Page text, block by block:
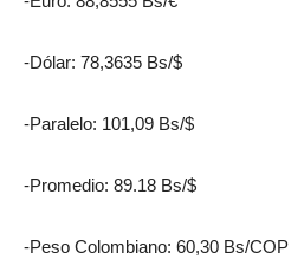
-Dólar: 78,3635 Bs/$
-Paralelo: 101,09 Bs/$
-Promedio: 89.18 Bs/$
-Peso Colombiano: 60,30 Bs/COP